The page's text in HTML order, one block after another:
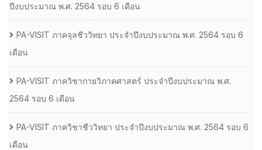
ปีงบประมาณ พ.ศ. 2564 รอบ 6 เดือน
PA-VISIT ภาคจุลชีววิทยา ประจำปีงบประมาณ พ.ศ. 2564 รอบ 6
เดือน
PA-VISIT ภาควิชากายวิภาคศาสตร์ ประจำปีงบประมาณ พ.ศ.
2564 รอบ 6 เดือน
PA-VISIT ภาควิชาชีววิทยา ประจำปีงบประมาณ พ.ศ. 2564 รอบ 6
เดือน